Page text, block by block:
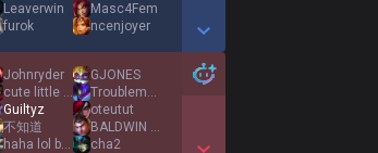
Leaverwin
furok
Masc4Fem
ncenjoyer
Show More Detail Games
Johnryder
cute little eboy
Guiltyz
不知道
haha lol bad
GJONES
Troublemaker
oteutut
BALDWIN BENEDICT
cha2